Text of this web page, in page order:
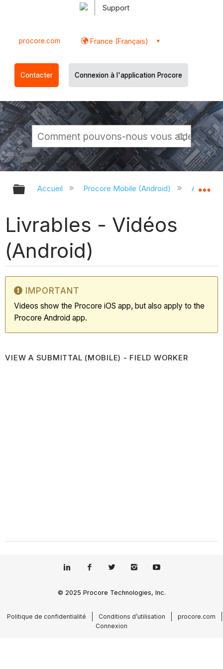
Support
procore.com France (Français)
Contacter Connexion à l'application Procore
Développer/réduire la hiérarchie
Accueil Procore Mobile (Android)
Livrables - Vidéos
(Android)
IMPORTANT
Videos show the Procore iOS app, but also apply to the
Procore Android app.
VIEW A SUBMITTAL (MOBILE) - FIELD WORKER
© 2025 Procore Technologies, Inc.
Politique de confidentialité Conditions d’utilisation
procore.com
Connexion